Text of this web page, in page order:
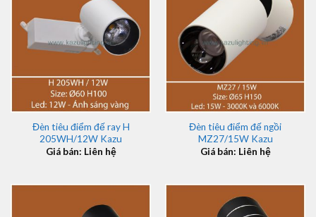
Đèn tiêu điểm đế ray H
205WH/12W Kazu
Giá bán: Liên hệ
Đèn tiêu điểm đế ngồi
MZ27/15W Kazu
Giá bán: Liên hệ